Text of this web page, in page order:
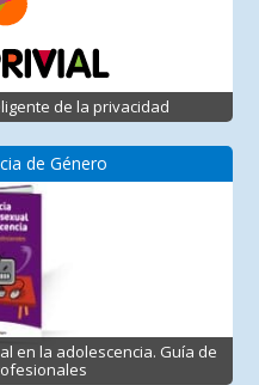
de la privacidad
de Género
en la adolescencia. Guía de